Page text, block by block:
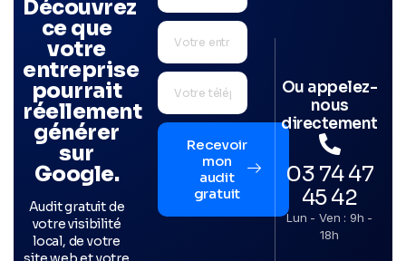
Découvrez
ce que
votre
entreprise
pourrait
réellement
générer
sur
Google.
Audit gratuit de
votre visibilité
local, de votre
Recevoir
mon
audit
gratuit
Ou appelez-
nous
directement
03 74 47
45 42
Lun - Ven : 9h -
18h